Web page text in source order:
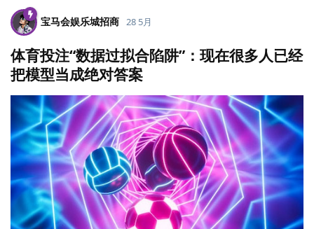
宝马会娱乐城招商 28 5月
体育投注“数据过拟合陷阱”：现在很多人已经
把模型当成绝对答案